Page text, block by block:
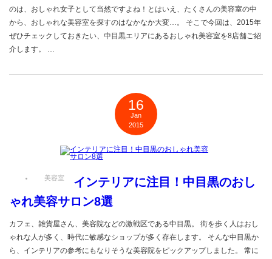
のは、おしゃれ女子として当然ですよね！とはいえ、たくさんの美容室の中
から、おしゃれな美容室を探すのはなかなか大変…。 そこで今回は、2015年
ぜひチェックしておきたい、中目黒エリアにあるおしゃれ美容室を8店舗ご紹
介します。 …
16
Jan
2015
美容室
インテリアに注目！中目黒のおし
ゃれ美容サロン8選
カフェ、雑貨屋さん、美容院などの激戦区である中目黒。 街を歩く人はおし
ゃれな人が多く、時代に敏感なショップが多く存在します。 そんな中目黒か
ら、インテリアの参考にもなりそうな美容院をピックアップしました。 常に